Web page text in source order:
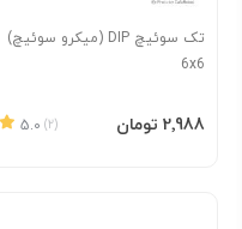
تک سوئیچ DIP (میکرو سوئیچ)
6x6
5.0 (2) ‎2٬988 تومان
افزودن به سبد